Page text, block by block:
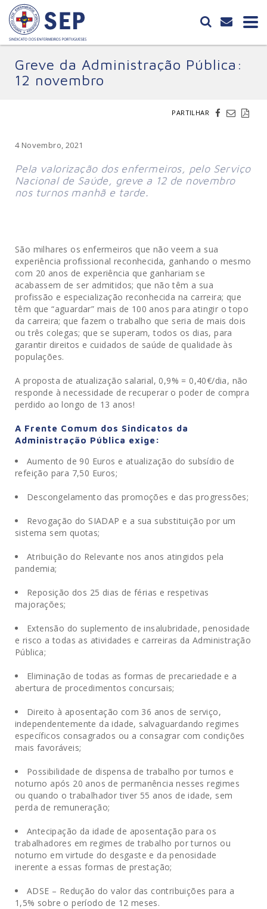
Greve da Administração Pública:
12 novembro
PARTILHAR
4 Novembro, 2021
Pela valorização dos enfermeiros, pelo Serviço
Nacional de Saúde, greve a 12 de novembro
nos turnos manhã e tarde.
São milhares os enfermeiros que não veem a sua
experiência profissional reconhecida, ganhando o mesmo
com 20 anos de experiência que ganhariam se
acabassem de ser admitidos; que não têm a sua
profissão e especialização reconhecida na carreira; que
têm que “aguardar” mais de 100 anos para atingir o topo
da carreira; que fazem o trabalho que seria de mais dois
ou três colegas; que se superam, todos os dias, para
garantir direitos e cuidados de saúde de qualidade às
populações.
A proposta de atualização salarial, 0,9% = 0,40€/dia, não
responde à necessidade de recuperar o poder de compra
perdido ao longo de 13 anos!
A Frente Comum dos Sindicatos da
Administração Pública exige:
Aumento de 90 Euros e atualização do subsídio de
refeição para 7,50 Euros;
Descongelamento das promoções e das progressões;
Revogação do SIADAP e a sua substituição por um
sistema sem quotas;
Atribuição do Relevante nos anos atingidos pela
pandemia;
Reposição dos 25 dias de férias e respetivas
majorações;
Extensão do suplemento de insalubridade, penosidade
e risco a todas as atividades e carreiras da Administração
Pública;
Eliminação de todas as formas de precariedade e a
abertura de procedimentos concursais;
Direito à aposentação com 36 anos de serviço,
independentemente da idade, salvaguardando regimes
específicos consagrados ou a consagrar com condições
mais favoráveis;
Possibilidade de dispensa de trabalho por turnos e
noturno após 20 anos de permanência nesses regimes
ou quando o trabalhador tiver 55 anos de idade, sem
perda de remuneração;
Antecipação da idade de aposentação para os
trabalhadores em regimes de trabalho por turnos ou
noturno em virtude do desgaste e da penosidade
inerente a essas formas de prestação;
ADSE – Redução do valor das contribuições para a
1,5% sobre o período de 12 meses.